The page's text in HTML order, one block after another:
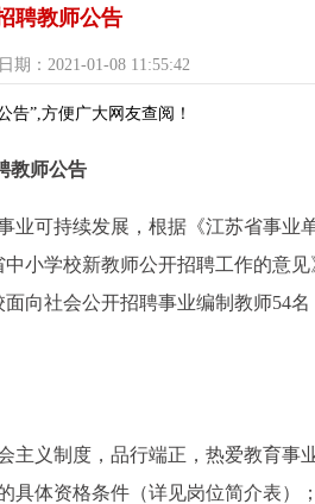
聘教师公告
期：2021-01-08 11:55:42
告”,方便广大网友查阅！
教师公告
业可持续发展，根据《江苏省事业
小学校新教师公开招聘工作的意见
向社会公开招聘事业编制教师54
主义制度，品行端正，热爱教育事
具体资格条件（详见岗位简介表）